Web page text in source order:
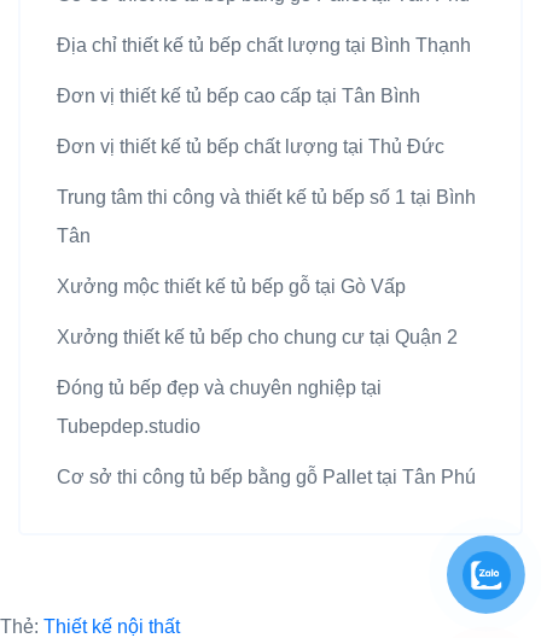
Địa chỉ thiết kế tủ bếp chất lượng tại Bình Thạnh
Đơn vị thiết kế tủ bếp cao cấp tại Tân Bình
Đơn vị thiết kế tủ bếp chất lượng tại Thủ Đức
Trung tâm thi công và thiết kế tủ bếp số 1 tại Bình
Tân
Xưởng mộc thiết kế tủ bếp gỗ tại Gò Vấp
Xưởng thiết kế tủ bếp cho chung cư tại Quận 2
Đóng tủ bếp đẹp và chuyên nghiệp tại
Tubepdep.studio
Cơ sở thi công tủ bếp bằng gỗ Pallet tại Tân Phú
Thẻ: Thiết kế nội thất